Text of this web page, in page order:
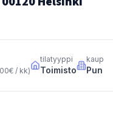
€ / kk)
tilatyyppi
Toimisto